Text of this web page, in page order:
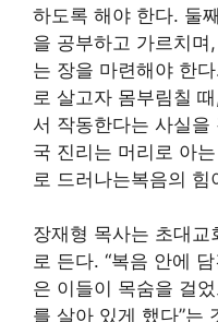
하도록 해야 한다. 둘
을 공부하고 가르치
는 장을 마련해야 한
로 살고자 몸부림칠
서 작동한다는 사실
국 진리는 머리로 아
로 드러나는복음의 힘
장재형 목사는 초대
로 든다. “복음 안에
은 이들이 목숨을 걸
를 살아 있게 했다”는